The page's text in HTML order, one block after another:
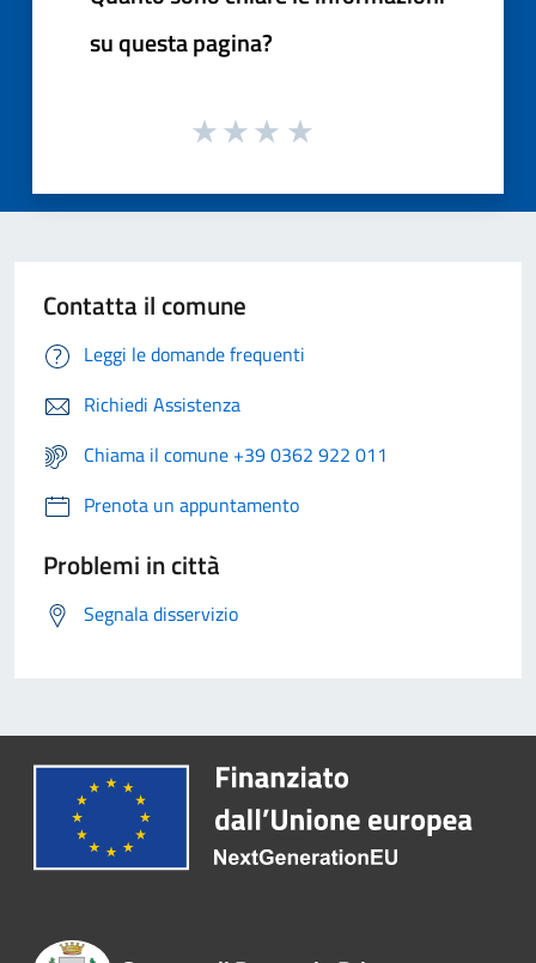
su questa pagina?
Contatta il comune
Leggi le domande frequenti
Richiedi Assistenza
Chiama il comune +39 0362 922 011
Prenota un appuntamento
Problemi in città
Segnala disservizio